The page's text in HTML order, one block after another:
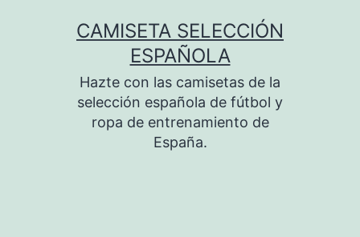
CAMISETA SELECCIÓN
ESPAÑOLA
Hazte con las camisetas de la
selección española de fútbol y
ropa de entrenamiento de
España.